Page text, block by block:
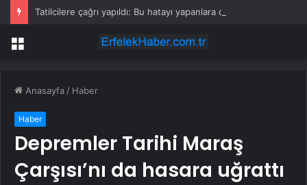
Tatilcilere çağrı yapıldı: Bu hatayı yapanlara ceza yağıyor
Menü
Anasayfa / Haber
Haber
Depremler Tarihi Maraş
Çarşısı’nı da hasara uğrattı